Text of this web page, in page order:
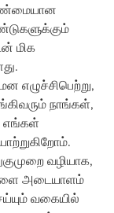
மிக
எழுச்சிபெற்று,
நாங்கள்,
எங்கள்
வழியாக,
அடையாளம்
வகையில்